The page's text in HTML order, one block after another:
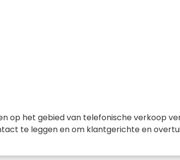
op het gebied van telefonische verkoop
te leggen en om klantgerichte en